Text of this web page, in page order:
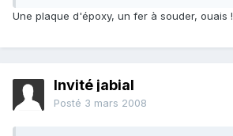
Une plaque d'époxy, un fer à souder, ouais !
Invité jabial
Posté 3 mars 2008